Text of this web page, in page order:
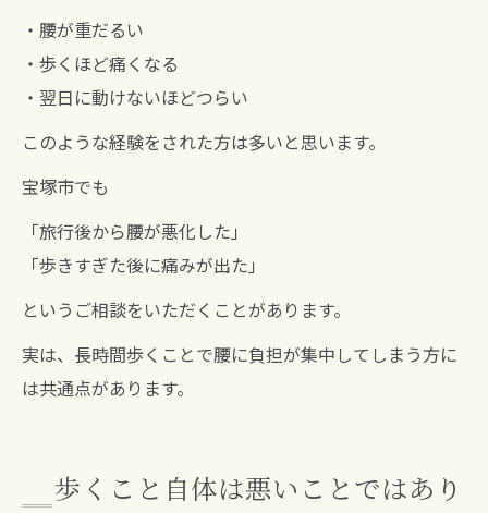
・腰が重だるい
・歩くほど痛くなる
・翌日に動けないほどつらい
このような経験をされた方は多いと思います。
宝塚市でも
「旅行後から腰が悪化した」
「歩きすぎた後に痛みが出た」
というご相談をいただくことがあります。
実は、長時間歩くことで腰に負担が集中してしまう方に
は共通点があります。
歩くこと自体は悪いことではあり